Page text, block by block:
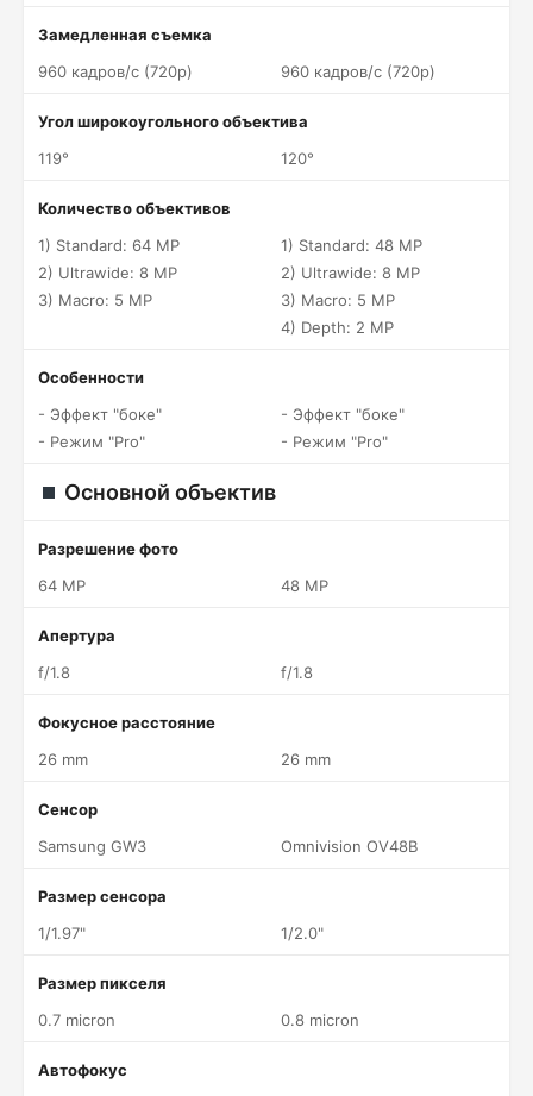
Замедленная съемка
960 кадров/c (720p)
960 кадров/c (720p)
Угол широкоугольного объектива
119°
120°
Количество объективов
1) Standard: 64 MP
2) Ultrawide: 8 MP
3) Macro: 5 MP
1) Standard: 48 MP
2) Ultrawide: 8 MP
3) Macro: 5 MP
4) Depth: 2 MP
Особенности
- Эффект "боке"
- Режим "Pro"
- Эффект "боке"
- Режим "Pro"
Основной объектив
Разрешение фото
64 MP
48 MP
Апертура
f/1.8
f/1.8
Фокусное расстояние
26 mm
26 mm
Сенсор
Samsung GW3
Omnivision OV48B
Размер сенсора
1/1.97"
1/2.0"
Размер пикселя
0.7 micron
0.8 micron
Автофокус